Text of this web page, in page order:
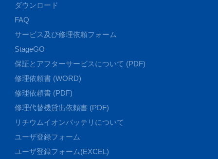
ダウンロード
FAQ
サービス及び修理依頼フォーム
StageGO
保証とアフターサービスについて (PDF)
修理依頼書 (WORD)
修理依頼書 (PDF)
修理代替機貸出依頼書 (PDF)
リチウムイオンバッテリについて
ユーザ登録フォーム
ユーザ登録フォーム(EXCEL)